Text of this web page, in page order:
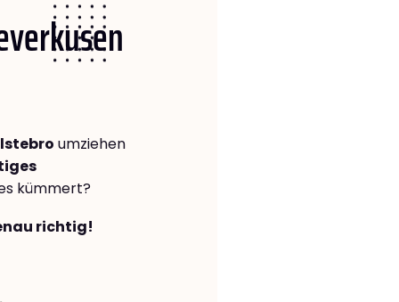
umziehen
kümmert?
richtig!